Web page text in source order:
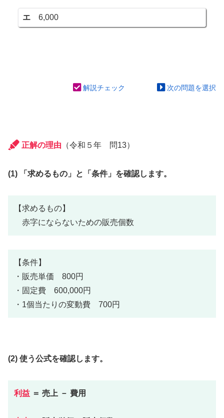
エ 6,000
解説チェック 次の問題を選択
正解の理由 （令和５年 問13）
(1) 「求めるもの」と「条件」を確認します。
【求めるもの】
赤字にならないための販売個数
【条件】
・販売単価 800円
・固定費 600,000円
・1個当たりの変動費 700円
(2) 使う公式を確認します。
利益 ＝ 売上 － 費用